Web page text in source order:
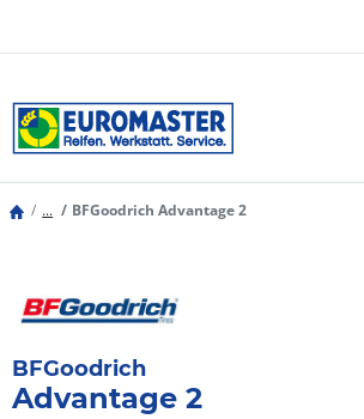
... BFGoodrich Advantage 2
BFGoodrich
Advantage 2